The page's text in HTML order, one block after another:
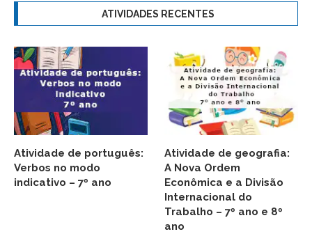
ATIVIDADES RECENTES
Atividade de português:
Verbos no modo
indicativo – 7º ano
Atividade de geografia:
A Nova Ordem
Econômica e a Divisão
Internacional do
Trabalho – 7º ano e 8º
ano